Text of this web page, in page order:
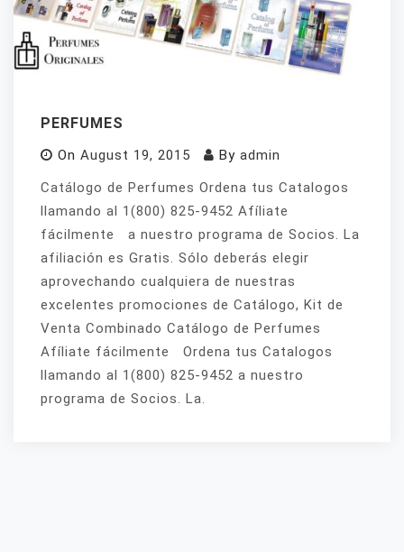
PERFUMES
On August 19, 2015 By admin
Catálogo de Perfumes Ordena tus Catalogos
llamando al 1(800) 825-9452 Afíliate
fácilmente a nuestro programa de Socios. La
afiliación es Gratis. Sólo deberás elegir
aprovechando cualquiera de nuestras
excelentes promociones de Catálogo, Kit de
Venta Combinado Catálogo de Perfumes
Afíliate fácilmente Ordena tus Catalogos
llamando al 1(800) 825-9452 a nuestro
programa de Socios. La.